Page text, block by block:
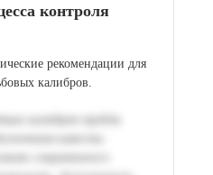
контроля
рекомендации для
калибров.